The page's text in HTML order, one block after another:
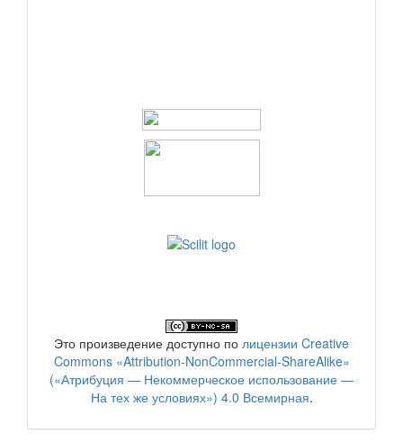
Это произведение доступно по лицензии Creative
Commons «Attribution-NonCommercial-ShareAlike»
(«Атрибуция — Некоммерческое использование —
На тех же условиях») 4.0 Всемирная.